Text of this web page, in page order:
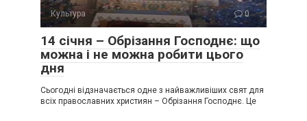
Культура 0
14 січня – Обрізання Господнє: що
можна і не можна робити цього
дня
Сьогодні відзначається одне з найважливіших свят для
всіх православних християн – Обрізання Господнє. Це